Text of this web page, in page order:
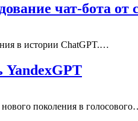
чат-бота
в истории ChatGPT.…
YandexGPT
поколения в